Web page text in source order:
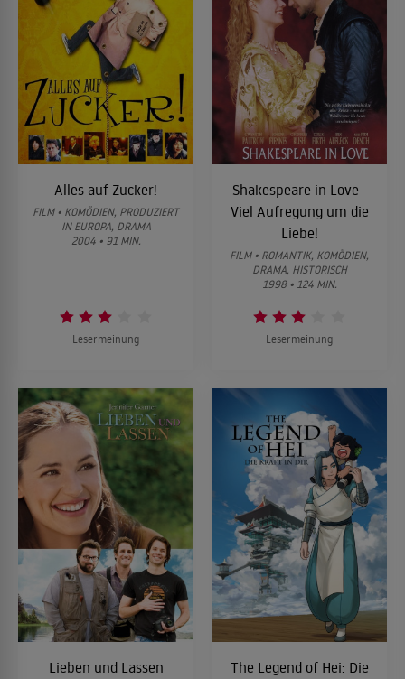
Alles auf Zucker!
FILM • KOMÖDIEN, PRODUZIERT
IN EUROPA, DRAMA
2004 • 91 MIN.
Lesermeinung
Shakespeare in Love -
Viel Aufregung um die
Liebe!
FILM • ROMANTIK, KOMÖDIEN,
DRAMA, HISTORISCH
1998 • 124 MIN.
Lesermeinung
Lieben und Lassen
The Legend of Hei: Die